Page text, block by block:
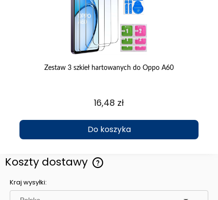
Zestaw 3 szkieł hartowanych do Oppo A60
16,48 zł
Do koszyka
Koszty dostawy
Cena nie zawiera ewentualnych kosztów płatności
Kraj wysyłki: